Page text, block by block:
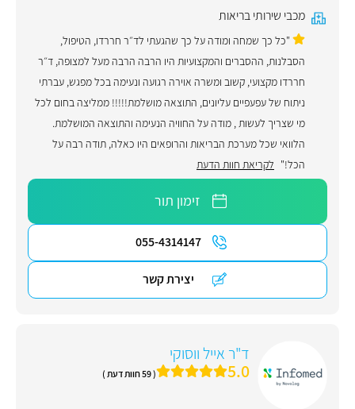
מכבי שירותי בריאות
"כל כך שמחה ומודה על כך שהגעתי לד״ר חררדו, הטיפול,
הסבלנות, ההסברים והמקצועיות היו הרבה הרבה מעל למצופה, ד״ר
חררדו מקצועי, קשוב ומשרה אוירה רגועה ונעימה בכל מפגש, עברתי
ניתוח של עפעפיים עליונים, התוצאה מושלמת!!!!! ממליצה בחום לכל
מי שצריך לעשות , מודה על החוויה הנעימה והתוצאה המושלמת.
הלוואי שכל מערכת הבריאות והרופאים היו כאלה, תודה רבה על
הכל!" לקריאת חוות הדעת
זימון תור
055-4314147
יצירת קשר
ד"ר אייל ווסוקי
5.0 ( 59 חוות דעת )